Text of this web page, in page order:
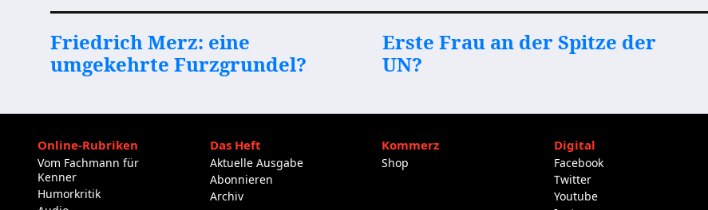
Friedrich Merz: eine
umgekehrte Furzgrundel?
Erste Frau an der Spitze der
UN?
Online-Rubriken
Vom Fachmann für
Kenner
Humorkritik
Das Heft
Aktuelle Ausgabe
Abonnieren
Archiv
Kommerz
Shop
Digital
Facebook
Twitter
Youtube